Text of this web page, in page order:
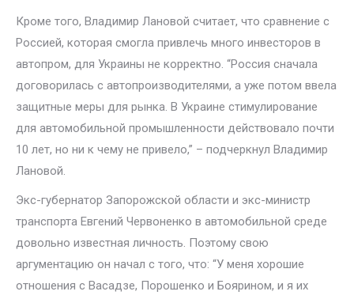
Кроме того, Владимир Лановой считает, что сравнение с
Россией, которая смогла привлечь много инвесторов в
автопром, для Украины не корректно. “Россия сначала
договорилась с автопроизводителями, а уже потом ввела
защитные меры для рынка. В Украине стимулирование
для автомобильной промышленности действовало почти
10 лет, но ни к чему не привело,” – подчеркнул Владимир
Лановой.
Экс-губернатор Запорожской области и экс-министр
транспорта Евгений Червоненко в автомобильной среде
довольно известная личность. Поэтому свою
аргументацию он начал с того, что: “У меня хорошие
отношения с Васадзе, Порошенко и Боярином, и я их